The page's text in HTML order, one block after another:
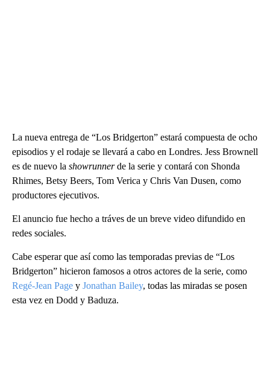
La nueva entrega de “Los Bridgerton” estará compuesta de ocho
episodios y el rodaje se llevará a cabo en Londres. Jess Brownell
es de nuevo la showrunnerde la serie y contará con Shonda
Rhimes, Betsy Beers, Tom Verica y Chris Van Dusen, como
productores ejecutivos.
El anuncio fue hecho a tráves de un breve video difundido en
redes sociales.
Cabe esperar que así como las temporadas previas de “Los
Bridgerton” hicieron famosos a otros actores de la serie, como
Regé-Jean Page y Jonathan Bailey, todas las miradas se posen
esta vez en Dodd y Baduza.